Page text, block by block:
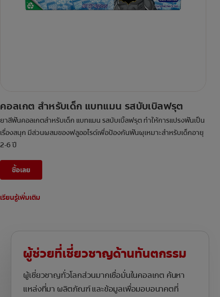
คอลเกต สำหรับเด็ก แบทแมน รสบับเบิลฟรุต
ยาสีฟันคอลเกตสำหรับเด็ก แบทแมน รสบับเบิ้ลฟรุต ทำให้การแปรงฟันเป็น
เรื่องสนุก มีส่วนผสมของฟลูออไรด์เพื่อป้องกันฟันผุเหมาะสำหรับเด็กอายุ
2-6 ปี
ซื้อเลย
เรียนรู้เพิ่มเติม
ผู้ช่วยที่เชี่ยวชาญด้านทันตกรรม
ผู้เชี่ยวชาญทั่วโลกส่วนมากเชื่อมั่นในคอลเกต ค้นหา
แหล่งที่มา ผลิตภัณฑ์ และข้อมูลเพื่อมอบอนาคตที่